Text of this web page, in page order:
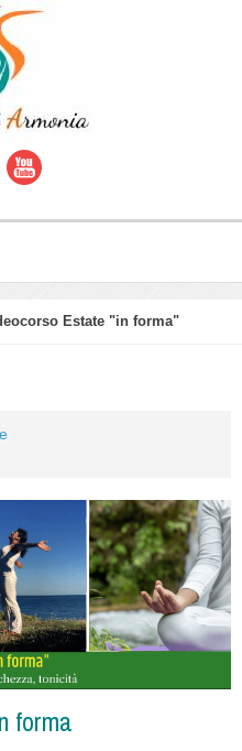
Estate "in forma"
forma